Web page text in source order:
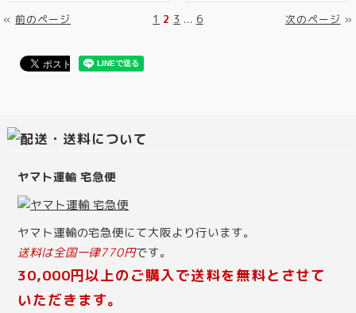
«前のページ 1 2 3 ... 6 次のページ »
ヤマト運輸 宅急便
ヤマト運輸の宅急便にて大阪より行います。
送料は全国一律770円です。
30,000円以上のご購入で送料を無料とさせて
いただきます。